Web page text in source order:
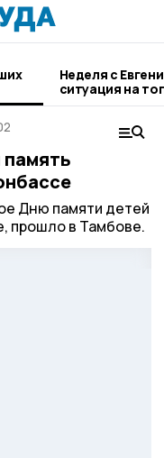
Неделя с
ситуация на
городе и
Дню памяти детей
прошло в Тамбове.